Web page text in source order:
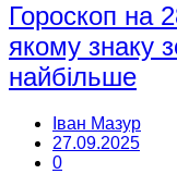
Гороскоп на
якому знаку
найбільше
Іван Мазур
27.09.2025
0